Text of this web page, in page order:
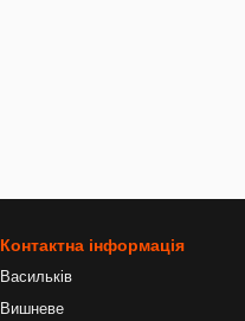
Контактна інформація
Васильків
Вишневе